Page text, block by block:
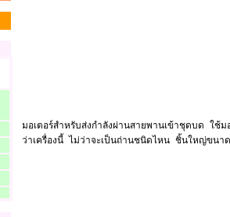
มอเตอร์สำหรับส่งกำลังผ่านสายพานเข้าชุดบด ใช้
ว่าเครื่องนี้ ไม่ว่าจะเป็นถ่านชนิดไหน ชิ้นใหญ่ขน